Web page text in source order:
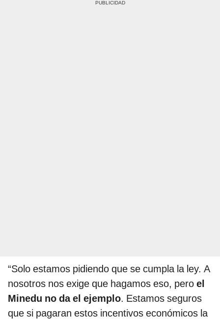
“Solo estamos pidiendo que se cumpla la ley. A
nosotros nos exige que hagamos eso, pero el
Minedu no da el ejemplo. Estamos seguros
que si pagaran estos incentivos económicos la